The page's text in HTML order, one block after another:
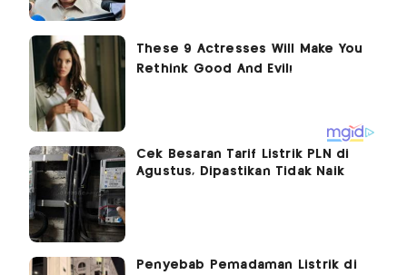
Cek Besaran Tarif Listrik PLN di
Agustus, Dipastikan Tidak Naik
Penyebab Pemadaman Listrik di